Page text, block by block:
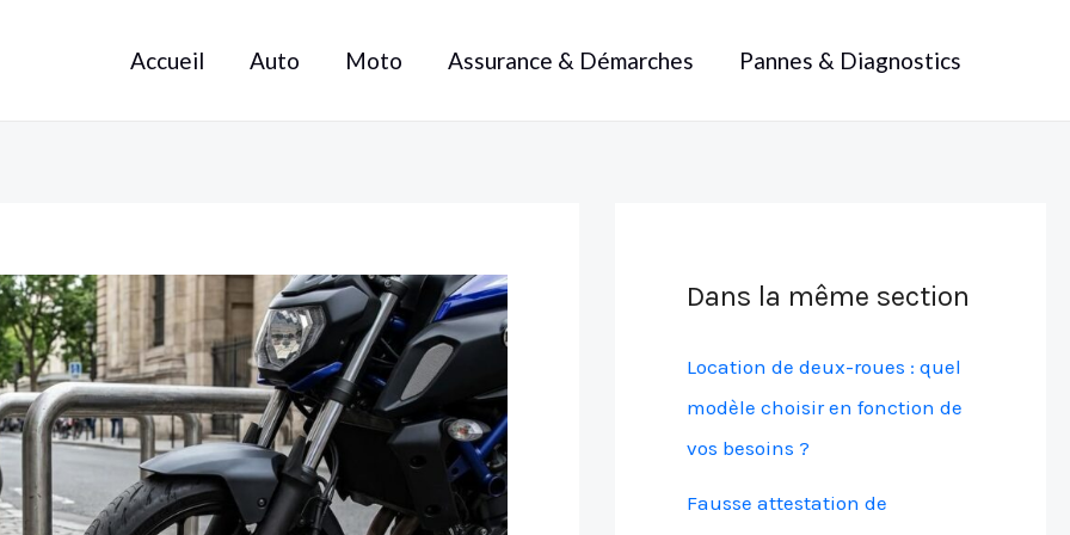
Accueil Auto Moto Assurance & Démarches Pannes & Diagnostics
Dans la même section
Location de deux-roues : quel
modèle choisir en fonction de
vos besoins ?
Fausse attestation de